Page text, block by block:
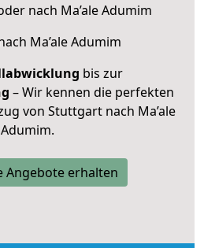
nach Ma’ale Adumim
Ma’ale Adumim
bis zur
– Wir kennen die perfekten
von Stuttgart nach Ma’ale
Adumim.
Angebote erhalten